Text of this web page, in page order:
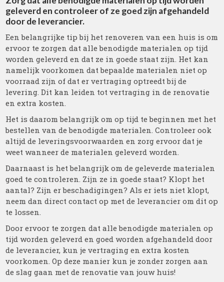
geleverd en controleer of ze goed zijn afgehandeld
door de leverancier.
Een belangrijke tip bij het renoveren van een huis is om
ervoor te zorgen dat alle benodigde materialen op tijd
worden geleverd en dat ze in goede staat zijn. Het kan
namelijk voorkomen dat bepaalde materialen niet op
voorraad zijn of dat er vertraging optreedt bij de
levering. Dit kan leiden tot vertraging in de renovatie
en extra kosten.
Het is daarom belangrijk om op tijd te beginnen met het
bestellen van de benodigde materialen. Controleer ook
altijd de leveringsvoorwaarden en zorg ervoor dat je
weet wanneer de materialen geleverd worden.
Daarnaast is het belangrijk om de geleverde materialen
goed te controleren. Zijn ze in goede staat? Klopt het
aantal? Zijn er beschadigingen? Als er iets niet klopt,
neem dan direct contact op met de leverancier om dit op
te lossen.
Door ervoor te zorgen dat alle benodigde materialen op
tijd worden geleverd en goed worden afgehandeld door
de leverancier, kun je vertraging en extra kosten
voorkomen. Op deze manier kun je zonder zorgen aan
de slag gaan met de renovatie van jouw huis!